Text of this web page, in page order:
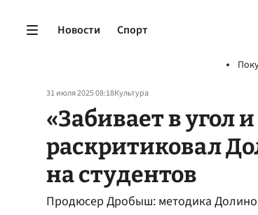
Новости Спорт
31 июля 2025 08:18Культура
«Забивает в угол
раскритиковал
на студентов
Продюсер Дробыш: методика